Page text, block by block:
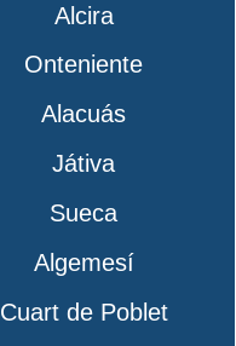
Alcira
Onteniente
Alacuás
Játiva
Sueca
Algemesí
Cuart de Poblet